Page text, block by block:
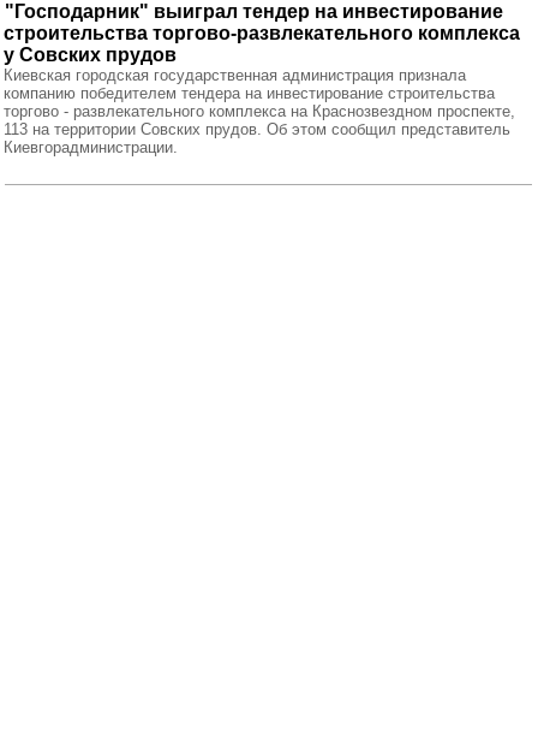
"Господарник" выиграл тендер на инвестирование
строительства торгово-развлекательного комплекса
у Совских прудов
Киевская городская государственная администрация признала
компанию победителем тендера на инвестирование строительства
торгово - развлекательного комплекса на Краснозвездном проспекте,
113 на территории Совских прудов. Об этом сообщил представитель
Киевгорадминистрации.